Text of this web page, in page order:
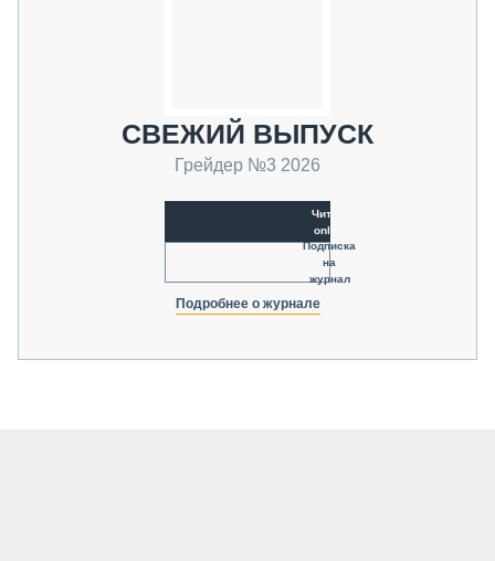
СВЕЖИЙ ВЫПУСК
Грейдер №3 2026
Читать
online
Подписка
на
журнал
Подробнее о журнале